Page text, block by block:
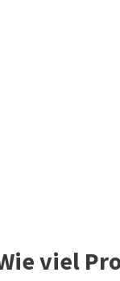
viel